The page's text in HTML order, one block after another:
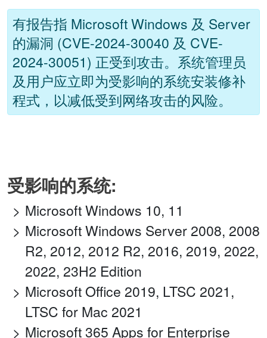
有报告指 Microsoft Windows 及 Server
的漏洞 (CVE-2024-30040 及 CVE-
2024-30051) 正受到攻击。系统管理员
及用户应立即为受影响的系统安装修补
程式，以减低受到网络攻击的风险。
受影响的系统:
Microsoft Windows 10, 11
Microsoft Windows Server 2008, 2008
R2, 2012, 2012 R2, 2016, 2019, 2022,
2022, 23H2 Edition
Microsoft Office 2019, LTSC 2021,
LTSC for Mac 2021
Microsoft 365 Apps for Enterprise